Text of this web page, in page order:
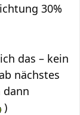
30%
das – kein
nächstes
dann
)